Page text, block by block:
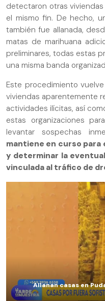
detectaron otras
el mismo fin. De hecho,
también fue allanada,
matas de marihuana
preliminares, todas estas
una misma banda
Este procedimiento
viviendas aparentemente
actividades ilícitas, así
estas organizaciones
levantar sospechas
mantiene en curso
y determinar la
vinculada al tráfico de
Allanan casas en